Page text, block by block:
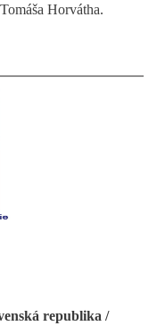
Horvátha.
republika /